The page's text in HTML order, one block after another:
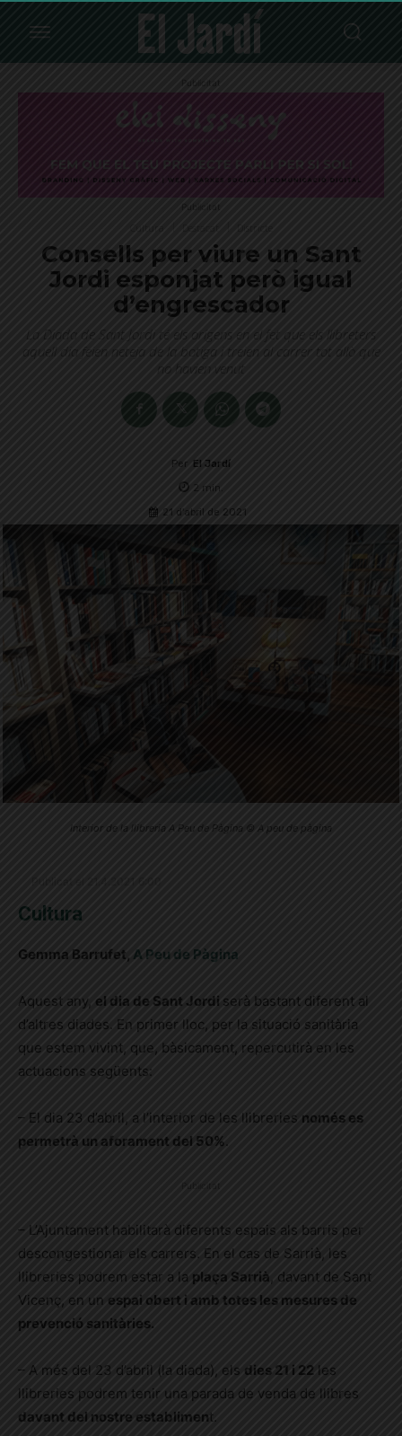
Publicitat
Publicitat
Consells per viure un Sant
Jordi esponjat però igual
d’engrescador
La Diada de Sant Jordi té els orígens en el fet que els llibreters
aquell dia feien neteja de la botiga i treien al carrer tot allò que
no havien venut
Per El Jardí
2 min.
21 d'abril de 2021
Interior de la llibreria A Peu de Pàgina © A peu de pàgina
Cultura
Gemma Barrufet, A Peu de Pàgina
Aquest any, el dia de Sant Jordi serà bastant diferent al
d’altres diades. En primer lloc, per la situació sanitària
que estem vivint, que, bàsicament, repercutirà en les
actuacions següents:
– El dia 23 d’abril, a l’interior de les llibreries només es
permetrà un aforament del 50%.
Publicitat
– L’Ajuntament habilitarà diferents espais als barris per
descongestionar els carrers. En el cas de Sarrià, les
llibreries podrem estar a la plaça Sarrià , davant de Sant
Vicenç, en un espai obert i amb totes les mesures de
prevenció sanitàries.
– A més del 23 d’abril (la diada), els dies 21 i 22 les
llibreries podrem tenir una parada de venda de llibres
davant del nostre establimen t.